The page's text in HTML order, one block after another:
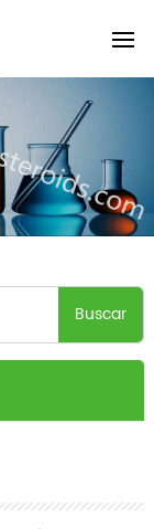
Buscar